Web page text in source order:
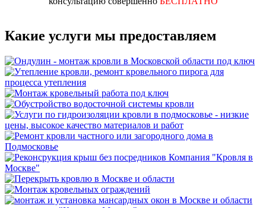
Какие услуги мы предоставляем